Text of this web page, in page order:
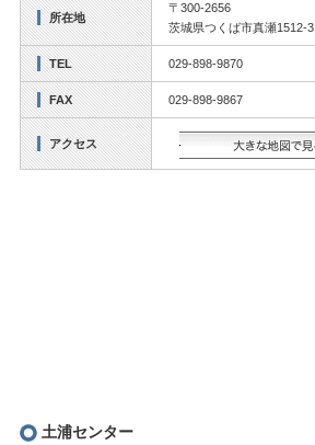
所在地
〒300-2656
茨城県つくば市真瀬1512-3
TEL 029-898-9870
FAX 029-898-9867
アクセス
大きな地図で見る
土浦センター